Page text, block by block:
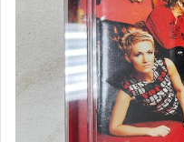
遊戲卡帶.
相機.攝影.週邊
文具週邊.書籤.明信片
銅板舊冊